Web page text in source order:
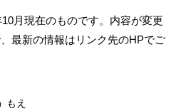
月現在のものです。内容が変更
最新の情報はリンク先のHPでご
もえ